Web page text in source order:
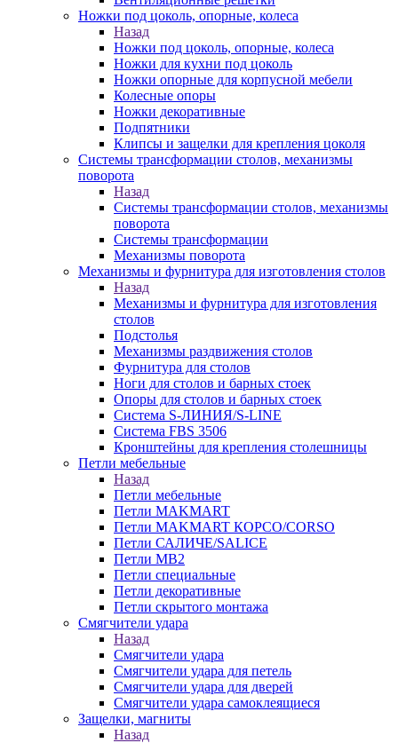
Ножки под цоколь, опорные, колеса
Назад
Ножки под цоколь, опорные, колеса
Ножки для кухни под цоколь
Ножки опорные для корпусной мебели
Колесные опоры
Ножки декоративные
Подпятники
Клипсы и защелки для крепления цоколя
Системы трансформации столов, механизмы
поворота
Назад
Системы трансформации столов, механизмы
поворота
Системы трансформации
Механизмы поворота
Механизмы и фурнитура для изготовления столов
Назад
Механизмы и фурнитура для изготовления
столов
Подстолья
Механизмы раздвижения столов
Фурнитура для столов
Ноги для столов и барных стоек
Опоры для столов и барных стоек
Система S-ЛИНИЯ/S-LINE
Система FBS 3506
Кронштейны для крепления столешницы
Петли мебельные
Назад
Петли мебельные
Петли MAKMART
Петли MAKMART КОРСО/CORSO
Петли САЛИЧЕ/SALICE
Петли MB2
Петли специальные
Петли декоративные
Петли скрытого монтажа
Смягчители удара
Назад
Смягчители удара
Смягчители удара для петель
Смягчители удара для дверей
Cмягчители удара самоклеящиеся
Защелки, магниты
Назад